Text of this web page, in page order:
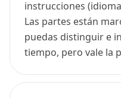
instrucciones
Las partes están
puedas distinguir e
tiempo, pero vale la